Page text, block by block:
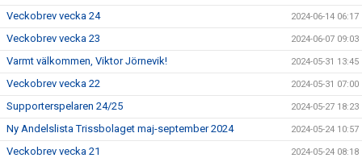
Veckobrev vecka 24 2024-06-14 06:17
Veckobrev vecka 23 2024-06-07 09:03
Varmt välkommen, Viktor Jörnevik! 2024-05-31 13:45
Veckobrev vecka 22 2024-05-31 07:00
Supporterspelaren 24/25 2024-05-27 18:23
Ny Andelslista Trissbolaget maj-september 2024 2024-05-24 10:57
Veckobrev vecka 21 2024-05-24 08:18